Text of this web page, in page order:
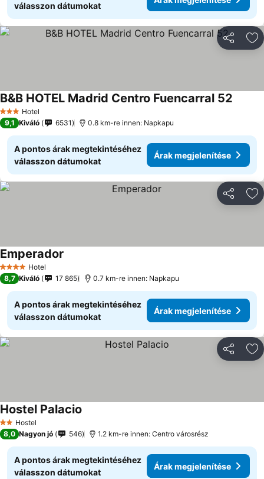
válasszon dátumokat
3 Kategória
Hotel
B&B HOTEL Madrid Centro Fuencarral 52
9,1 Kiváló 6531 0.8 km-re innen: Napkapu
A pontos árak megtekintéséhez
válasszon dátumokat
Árak megjelenítése
4 KategóriaHotel
Emperador
8,7 Kiváló 17 865 0.7 km-re innen: Napkapu
A pontos árak megtekintéséhez
válasszon dátumokat
Árak megjelenítése
2 Kategória
Hostel
Hostel Palacio
8,0 Nagyon jó 546 1.2 km-re innen: Centro városrész
A pontos árak megtekintéséhez
válasszon dátumokat
Árak megjelenítése